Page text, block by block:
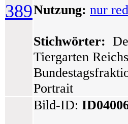
389Nutzung: nur
Stichwörter:
Tiergarten
Portrait
Bild-ID: